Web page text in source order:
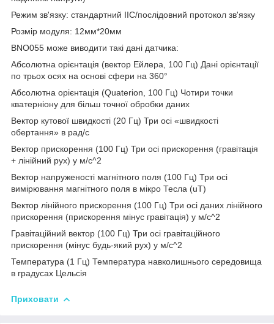
Режим зв'язку: стандартний IIC/послідовний протокол зв'язку
Розмір модуля: 12мм*20мм
BNO055 може виводити такі дані датчика:
Абсолютна орієнтація (вектор Ейлера, 100 Гц) Дані орієнтації
по трьох осях на основі сфери на 360°
Абсолютна орієнтація (Quaterion, 100 Гц) Чотири точки
кватерніону для більш точної обробки даних
Вектор кутової швидкості (20 Гц) Три осі «швидкості
обертання» в рад/с
Вектор прискорення (100 Гц) Три осі прискорення (гравітація
+ лінійний рух) у м/с^2
Вектор напруженості магнітного поля (100 Гц) Три осі
вимірювання магнітного поля в мікро Тесла (uT)
Вектор лінійного прискорення (100 Гц) Три осі даних лінійного
прискорення (прискорення мінус гравітація) у м/с^2
Гравітаційний вектор (100 Гц) Три осі гравітаційного
прискорення (мінус будь-який рух) у м/с^2
Температура (1 Гц) Температура навколишнього середовища
в градусах Цельсія
Приховати